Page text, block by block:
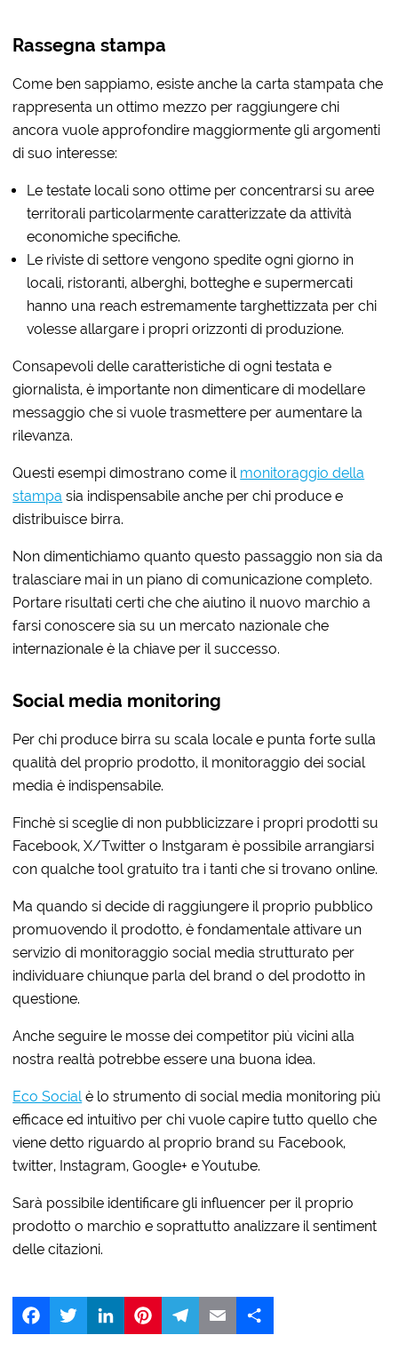
Rassegna stampa
Come ben sappiamo, esiste anche la carta stampata che
rappresenta un ottimo mezzo per raggiungere chi
ancora vuole approfondire maggiormente gli argomenti
di suo interesse:
Le testate locali sono ottime per concentrarsi su aree
territorali particolarmente caratterizzate da attività
economiche specifiche.
Le riviste di settore vengono spedite ogni giorno in
locali, ristoranti, alberghi, botteghe e supermercati
hanno una reach estremamente targhettizzata per chi
volesse allargare i propri orizzonti di produzione.
Consapevoli delle caratteristiche di ogni testata e
giornalista, è importante non dimenticare di modellare
messaggio che si vuole trasmettere per aumentare la
rilevanza.
Questi esempi dimostrano come il monitoraggio della
stampa sia indispensabile anche per chi produce e
distribuisce birra.
Non dimentichiamo quanto questo passaggio non sia da
tralasciare mai in un piano di comunicazione completo.
Portare risultati certi che che aiutino il nuovo marchio a
farsi conoscere sia su un mercato nazionale che
internazionale è la chiave per il successo.
Social media monitoring
Per chi produce birra su scala locale e punta forte sulla
qualità del proprio prodotto, il monitoraggio dei social
media è indispensabile.
Finchè si sceglie di non pubblicizzare i propri prodotti su
Facebook, X/Twitter o Instgaram è possibile arrangiarsi
con qualche tool gratuito tra i tanti che si trovano online.
Ma quando si decide di raggiungere il proprio pubblico
promuovendo il prodotto, è fondamentale attivare un
servizio di monitoraggio social media strutturato per
individuare chiunque parla del brand o del prodotto in
questione.
Anche seguire le mosse dei competitor più vicini alla
nostra realtà potrebbe essere una buona idea.
Eco Social è lo strumento di social media monitoring più
efficace ed intuitivo per chi vuole capire tutto quello che
viene detto riguardo al proprio brand su Facebook,
twitter, Instagram, Google+ e Youtube.
Sarà possibile identificare gli influencer per il proprio
prodotto o marchio e soprattutto analizzare il sentiment
delle citazioni.
LinkedIn